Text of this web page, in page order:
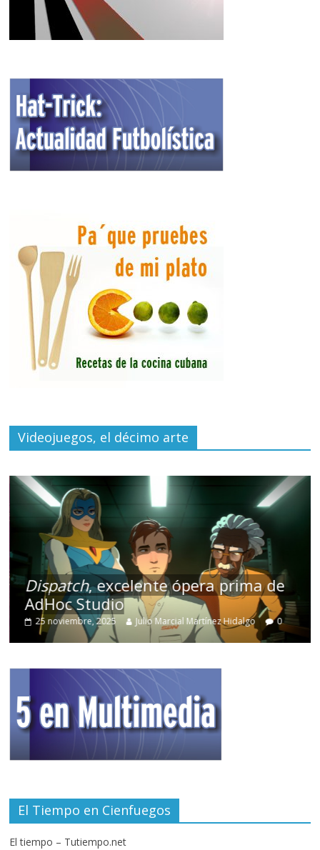
Videojuegos, el décimo arte
Dispatch, excelente ópera prima de
AdHoc Studio
25 noviembre, 2025 Julio Marcial Martínez Hidalgo 0
El Tiempo en Cienfuegos
El tiempo – Tutiempo.net